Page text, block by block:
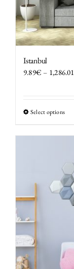
Istanbul
9.89€ – 1,286.01
Select options